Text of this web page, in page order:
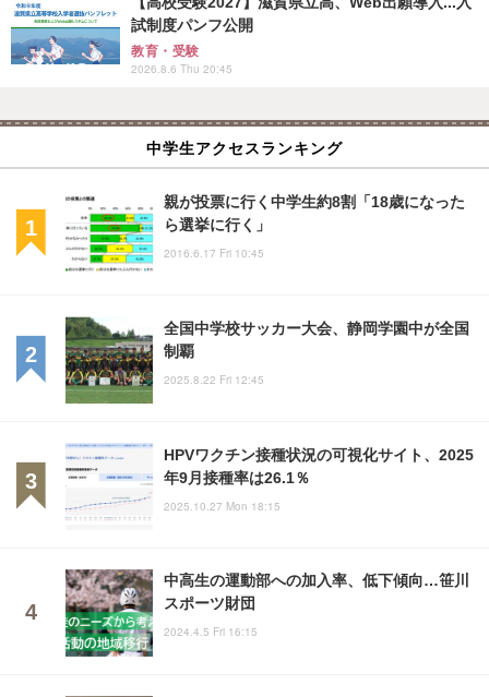
試制度パンフ公開
教育・受験
2026.8.6 Thu 20:45
中学生アクセスランキング
親が投票に行く中学生約8割「18歳になった
ら選挙に行く」
2016.6.17 Fri 10:45
全国中学校サッカー大会、静岡学園中が全国
制覇
2025.8.22 Fri 12:45
HPVワクチン接種状況の可視化サイト、2025
年9月接種率は26.1％
2025.10.27 Mon 18:15
中高生の運動部への加入率、低下傾向…笹川
スポーツ財団
2024.4.5 Fri 16:15